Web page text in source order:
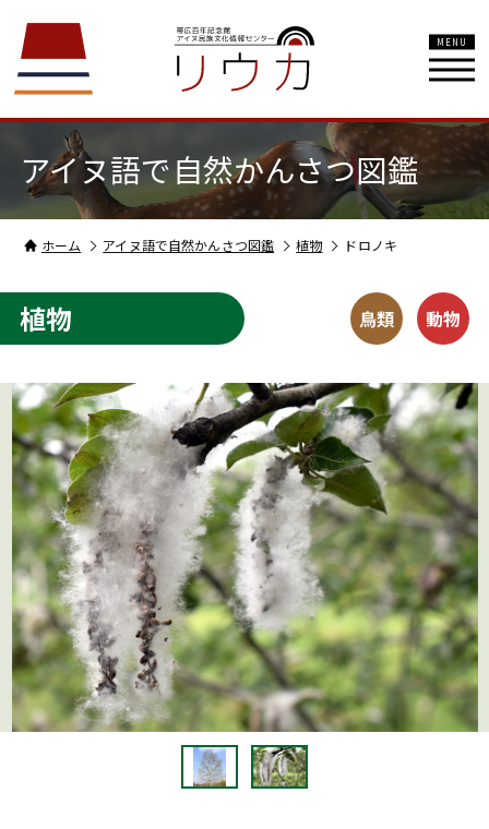
MENU
アイヌ語で自然かんさつ図鑑
ホーム アイヌ語で自然かんさつ図鑑 植物 ドロノキ
植物 鳥類 動物